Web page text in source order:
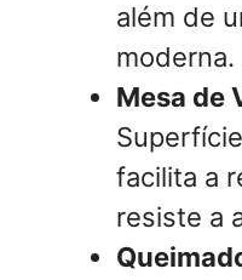
além de
moderna.
Mesa de
facilita a
resiste a